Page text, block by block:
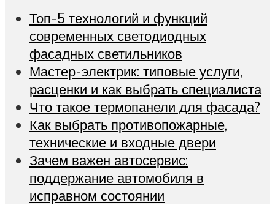
Топ-5 технологий и функций
современных светодиодных
фасадных светильников
Мастер-электрик: типовые услуги,
расценки и как выбрать специалиста
Что такое термопанели для фасада?
Как выбрать противопожарные,
технические и входные двери
Зачем важен автосервис:
поддержание автомобиля в
исправном состоянии